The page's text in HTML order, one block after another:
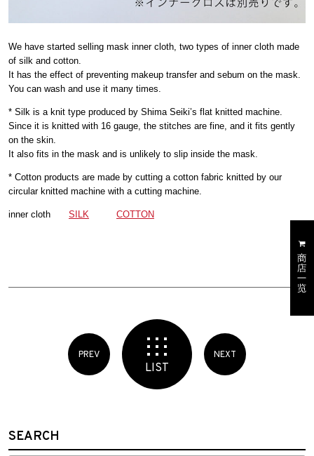
We have started selling mask inner cloth, two types of inner cloth made
of silk and cotton.
It has the effect of preventing makeup transfer and sebum on the mask.
You can wash and use it many times.
* Silk is a knit type produced by Shima Seiki’s flat knitted machine.
Since it is knitted with 16 gauge, the stitches are fine, and it fits gently
on the skin.
It also fits in the mask and is unlikely to slip inside the mask.
* Cotton products are made by cutting a cotton fabric knitted by our
circular knitted machine with a cutting machine.
inner cloth SILK COTTON
PREV
LIST
NEXT
SEARCH